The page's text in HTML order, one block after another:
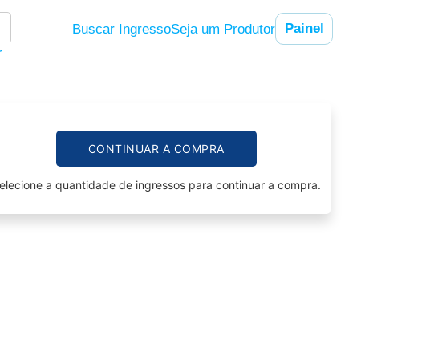
Buscar IngressoSeja um Produtor Painel
CONTINUAR A COMPRA
a quantidade de ingressos para continuar a compra.